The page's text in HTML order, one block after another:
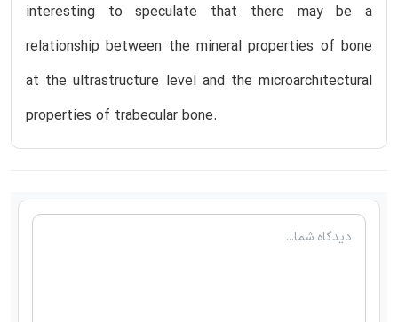
interesting to speculate that there may be a
relationship between the mineral properties of bone
at the ultrastructure level and the microarchitectural
properties of trabecular bone.